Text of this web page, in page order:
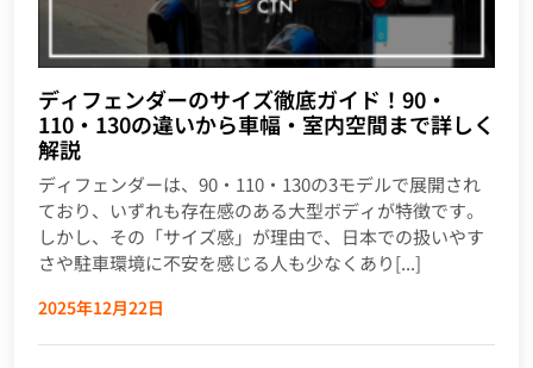
ディフェンダーのサイズ徹底ガイド！90・
110・130の違いから車幅・室内空間まで詳しく
解説
ディフェンダーは、90・110・130の3モデルで展開され
ており、いずれも存在感のある大型ボディが特徴です。
しかし、その「サイズ感」が理由で、日本での扱いやす
さや駐車環境に不安を感じる人も少なくあり[...]
2025年12月22日